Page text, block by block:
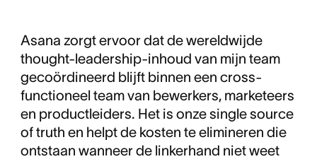
Asana zorgt ervoor dat de wereldwijde
thought-leadership-inhoud van mijn team
gecoördineerd blijft binnen een cross-
functioneel team van bewerkers, marketeers
en productleiders. Het is onze single source
of truth en helpt de kosten te elimineren die
ontstaan wanneer de linkerhand niet weet